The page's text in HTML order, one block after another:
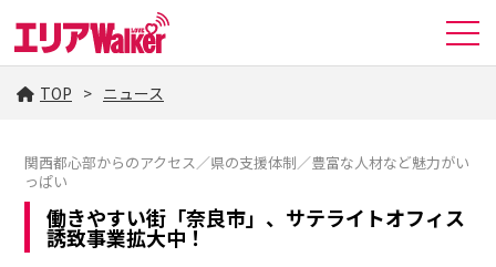
TOP ニュース
関西都心部からのアクセス／県の支援体制／豊富な人材など魅力がい
っぱい
働きやすい街「奈良市」、サテライトオフィス
誘致事業拡大中！